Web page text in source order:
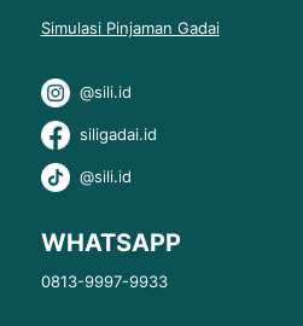
Simulasi Pinjaman Gadai
@sili.id
siligadai.id
@sili.id
WHATSAPP
0813-9997-9933